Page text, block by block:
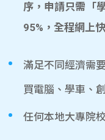
序，申請只需「
95%，全程網上
滿足不同經濟需
買電腦、學車、
任何本地大專院